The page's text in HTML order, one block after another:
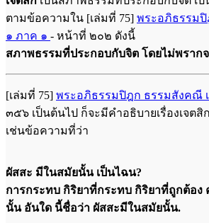
ตามข้อความใน [เล่มที่ 75] พระอภิธรรม
๑ ภาค ๑ - หน้าที่ ๒๐๒ ดังนี้
สภาพธรรมที่ประกอบกับจิต โดยไม่พราก
[เล่มที่ 75] พระอภิธรรมปิฎก ธรรมสังคณี
๓๕๖ เป็นต้นไป ก็จะมีคำอธิบายเรื่องเจตสิ
เช่นข้อความที่ว่า
ผัสสะ มีในสมัยนั้น เป็นไฉน?
การกระทบ กิริยาที่กระทบ กิริยาที่ถูกต้อง
นั้น อันใด นี้ชื่อว่า ผัสสะมีในสมัยนั้น.